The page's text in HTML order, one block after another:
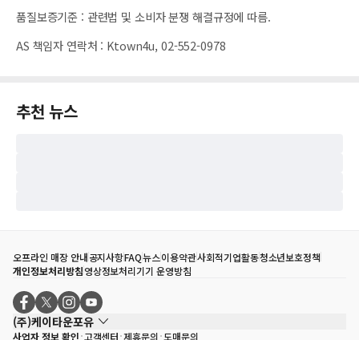
품질보증기준 : 관련법 및 소비자 분쟁 해결규정에 따름.
AS 책임자 연락처 : Ktown4u, 02-552-0978
추천 뉴스
오프라인 매장 안내공지사항FAQ뉴스이용약관사회적기업활동청소년보호정책
개인정보처리방침영상정보처리기기 운영방침
(주)케이타운포유
사업자 정보 확인 고객센터 제휴문의 도매문의